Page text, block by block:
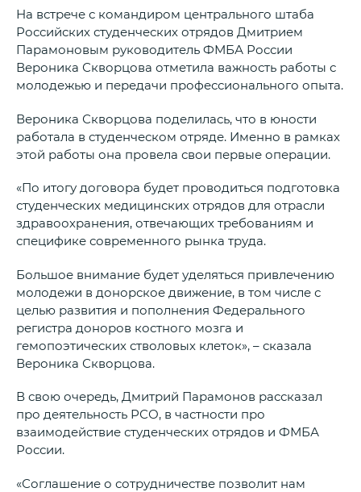
На встрече с командиром центрального штаба
Российских студенческих отрядов Дмитрием
Парамоновым руководитель ФМБА России
Вероника Скворцова отметила важность работы с
молодежью и передачи профессионального опыта.
Вероника Скворцова поделилась, что в юности
работала в студенческом отряде. Именно в рамках
этой работы она провела свои первые операции.
«По итогу договора будет проводиться подготовка
студенческих медицинских отрядов для отрасли
здравоохранения, отвечающих требованиям и
специфике современного рынка труда.
Большое внимание будет уделяться привлечению
молодежи в донорское движение, в том числе с
целью развития и пополнения Федерального
регистра доноров костного мозга и
гемопоэтических стволовых клеток», – сказала
Вероника Скворцова.
В свою очередь, Дмитрий Парамонов рассказал
про деятельность РСО, в частности про
взаимодействие студенческих отрядов и ФМБА
России.
«Соглашение о сотрудничестве позволит нам